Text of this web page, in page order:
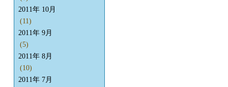
2011年 10月
(11)
2011年 9月
(5)
2011年 8月
(10)
2011年 7月